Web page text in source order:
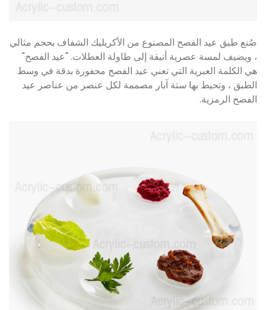
صُنع طبق عيد الفصح المصنوع من الأكريليك الشفاف بحجم مثالي
، ويضيف لمسة عصرية أنيقة إلى طاولة العطلات. "عيد الفصح"
هي الكلمة العبرية التي تعني عيد الفصح محفورة بدقة في وسط
الطبق ، وتحيط بها ستة آبار مصممة لكل عنصر من عناصر عيد
الفصح الرمزية.